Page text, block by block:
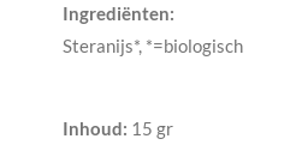
Ingrediënten:
Steranijs*, *=biologisch
Inhoud: 15 gr